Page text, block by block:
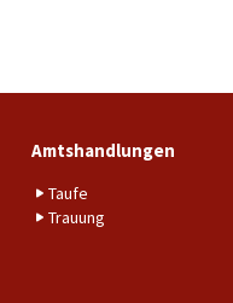
Amtshandlungen
Taufe
Trauung